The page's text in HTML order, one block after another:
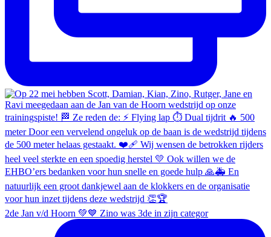
2de Jan v/d Hoorn 💚💙 Zino was 3de in zijn categor